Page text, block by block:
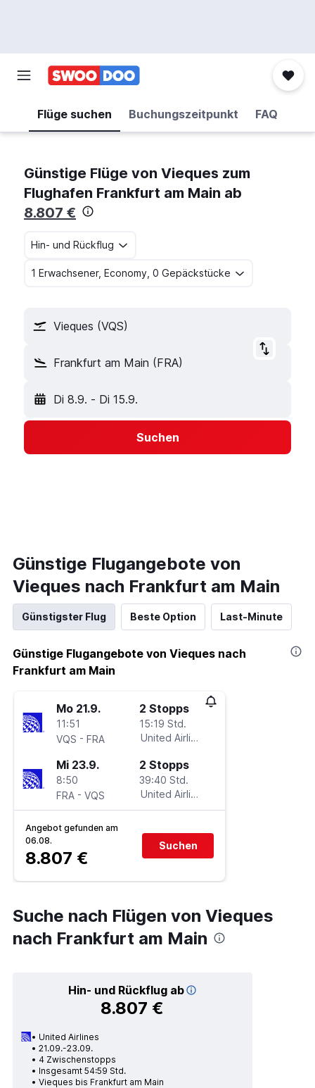
Flüge suchen Buchungszeitpunkt FAQ
Günstige Flüge von Vieques zum
Flughafen Frankfurt am Main ab
8.807 €
Hin- und Rückflug
1 Erwachsener, Economy, 0 Gepäckstücke
Vieques (VQS)
Frankfurt am Main (FRA)
Di 8.9. - Di 15.9.
Suchen
Günstige Flugangebote von
Vieques nach Frankfurt am Main
Günstigster Flug Beste Option Last-Minute
Günstige Flugangebote von Vieques nach
Frankfurt am Main
Mo 21.9.
11:51
VQS - FRA
2 Stopps
15:19 Std.
United Airlines
Mi 23.9.
8:50
FRA - VQS
2 Stopps
39:40 Std.
United Airlines
Angebot gefunden am
06.08.
8.807 €
Suchen
Suche nach Flügen von Vieques
nach Frankfurt am Main
Hin- und Rückflug ab
8.807 €
United Airlines
21.09.-23.09.
4 Zwischenstopps
Insgesamt 54:59 Std.
Vieques bis Frankfurt am Main